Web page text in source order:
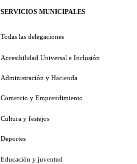
SERVICIOS MUNICIPALES
Todas las delegaciones
Accesibilidad Universal e Inclusión
Administración y Hacienda
Comercio y Emprendimiento
Cultura y festejos
Deportes
Educación y juventud